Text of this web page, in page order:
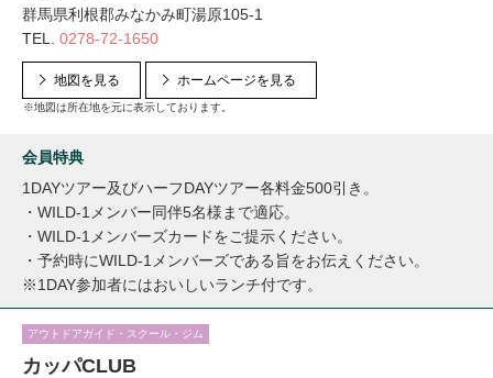
群馬県利根郡みなかみ町湯原105-1
TEL. 0278-72-1650
地図を見る
※地図は所在地を元に表示しております。
ホームページを見る
会員特典
1DAYツアー及びハーフDAYツアー各料金500引き。
・WILD-1メンバー同伴5名様まで適応。
・WILD-1メンバーズカードをご提示ください。
・予約時にWILD-1メンバーズである旨をお伝えください。
※1DAY参加者にはおいしいランチ付です。
アウトドアガイド・スクール・ジム
カッパCLUB